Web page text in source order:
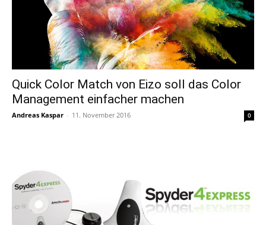
Quick Color Match von Eizo soll das Color
Management einfacher machen
Andreas Kaspar - 11. November 2016 0